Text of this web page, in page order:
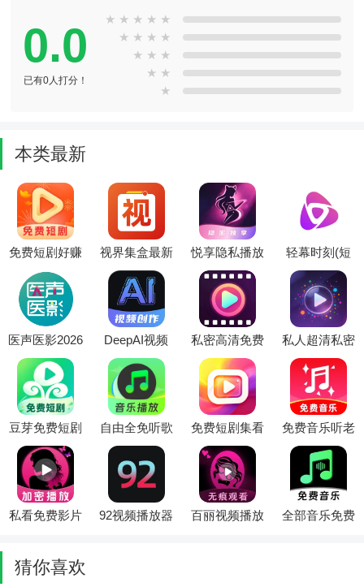
0.0
已有0人打分！
★ ★ ★ ★ ★
★ ★ ★ ★
★ ★ ★
★ ★
★
本类最新
免费短剧好赚
2026最新版本
视界集盒最新
手机版
悦享隐私播放
器(隐私文件
管理)
轻幕时刻(短
剧追剧平台)
医声医影2026
官方最新版本
DeepAI视频
制作(AI视频
创作工具)
私密高清免费
播放器(本地
视频播放器)
私人超清私密
播放器2026官
方最新版本
豆芽免费短剧
2026最新版本
自由全免听歌
音乐播放器最
新手机版
免费短剧集看
软件2026官方
最新版本
免费音乐听老
歌软件最新手
机版
私看免费影片
92视频播放器
百丽视频播放
全部音乐免费
猜你喜欢